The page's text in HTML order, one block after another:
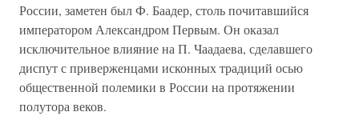
России, заметен был Ф. Баадер, столь почитавшийся
императором Александром Первым. Он оказал
исключительное влияние на П. Чаадаева, сделавшего
диспут с приверженцами исконных традиций осью
общественной полемики в России на протяжении
полутора веков.